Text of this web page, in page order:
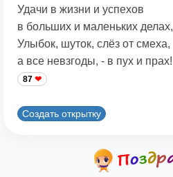
Удачи в жизни и успехов
в больших и маленьких делах,
Улыбок, шуток, слёз от смеха,
а все невзгоды, - в пух и прах!
87
Создать открытку